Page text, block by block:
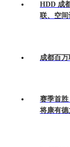
HDD 成
联、空
成都百
赛季首
将康有